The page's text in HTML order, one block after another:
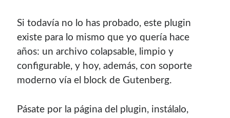
Si todavía no lo has probado, este plugin
existe para lo mismo que yo quería hace
años: un archivo colapsable, limpio y
configurable, y hoy, además, con soporte
moderno vía el block de Gutenberg.
Pásate por la página del plugin, instálalo,